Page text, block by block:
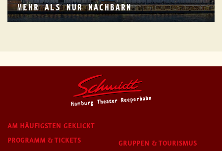
MEHR ALS NUR NACHBARN
AM HÄUFIGSTEN GEKLICKT
PROGRAMM & TICKETS
GRUPPEN & TOURISMUS